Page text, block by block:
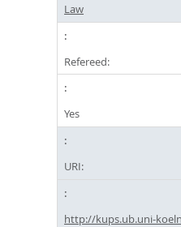
Law
Refereed:
Yes
URI:
http://kups.ub.uni-